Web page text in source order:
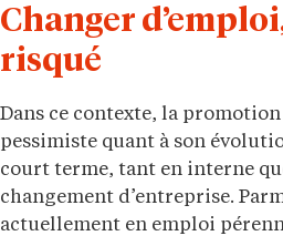
Changer
risqué
Dans ce contexte, la
pessimiste quant à son
court terme, tant en interne
changement d’entreprise.
actuellement en emploi